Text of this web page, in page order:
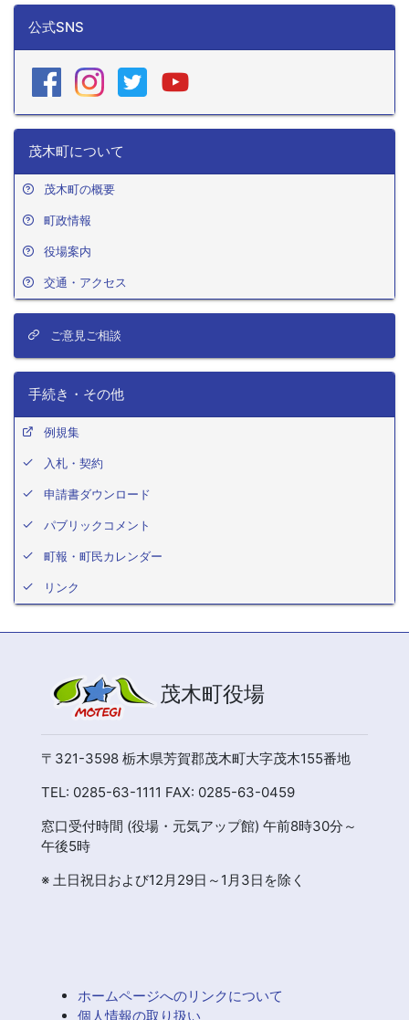
公式SNS
茂木町について
茂木町の概要
町政情報
役場案内
交通・アクセス
ご意見ご相談
手続き・その他
例規集
入札・契約
申請書ダウンロード
パブリックコメント
町報・町民カレンダー
リンク
茂木町役場
〒321-3598 栃木県芳賀郡茂木町大字茂木155番地
TEL: 0285-63-1111 FAX: 0285-63-0459
窓口受付時間 (役場・元気アップ館) 午前8時30分～
午後5時
※ 土日祝日および12月29日～1月3日を除く
ホームページへのリンクについて
個人情報の取り扱い